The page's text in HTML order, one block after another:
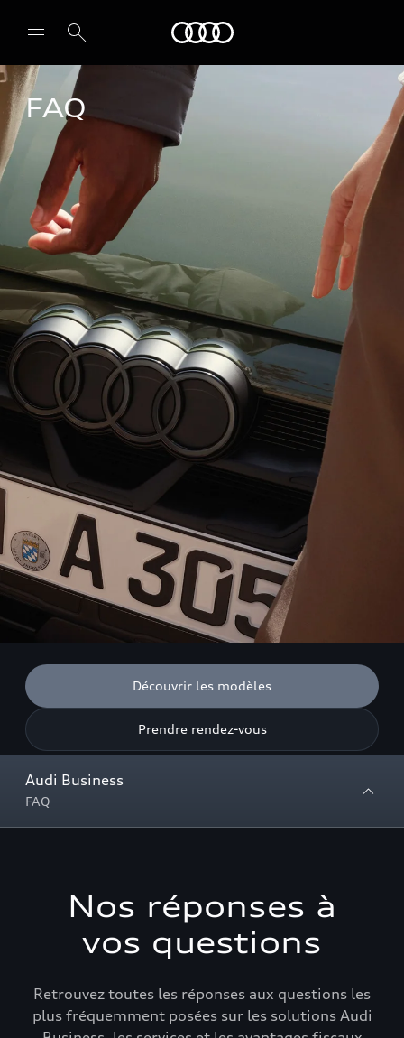
Select dealer
FAQ
Découvrir les modèles
Prendre rendez-vous
Audi Business
FAQ
Nos réponses à
vos questions
Retrouvez toutes les réponses aux questions les
plus fréquemment posées sur les solutions Audi